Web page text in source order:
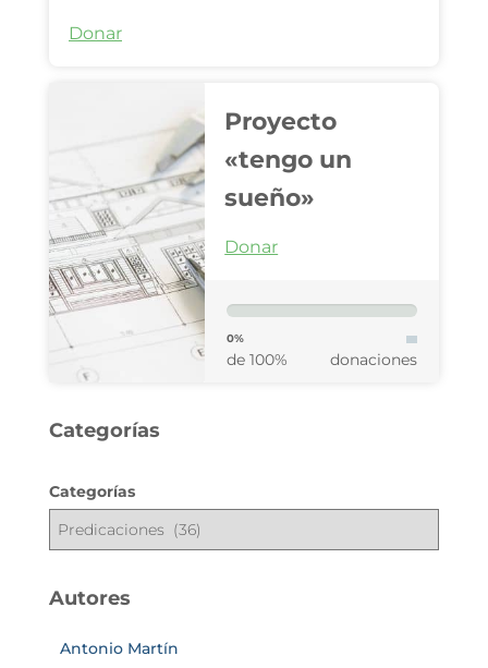
Donar
Proyecto
«tengo un
sueño»
Donar
0%
de 100% donaciones
Categorías
Categorías
Autores
Antonio Martín